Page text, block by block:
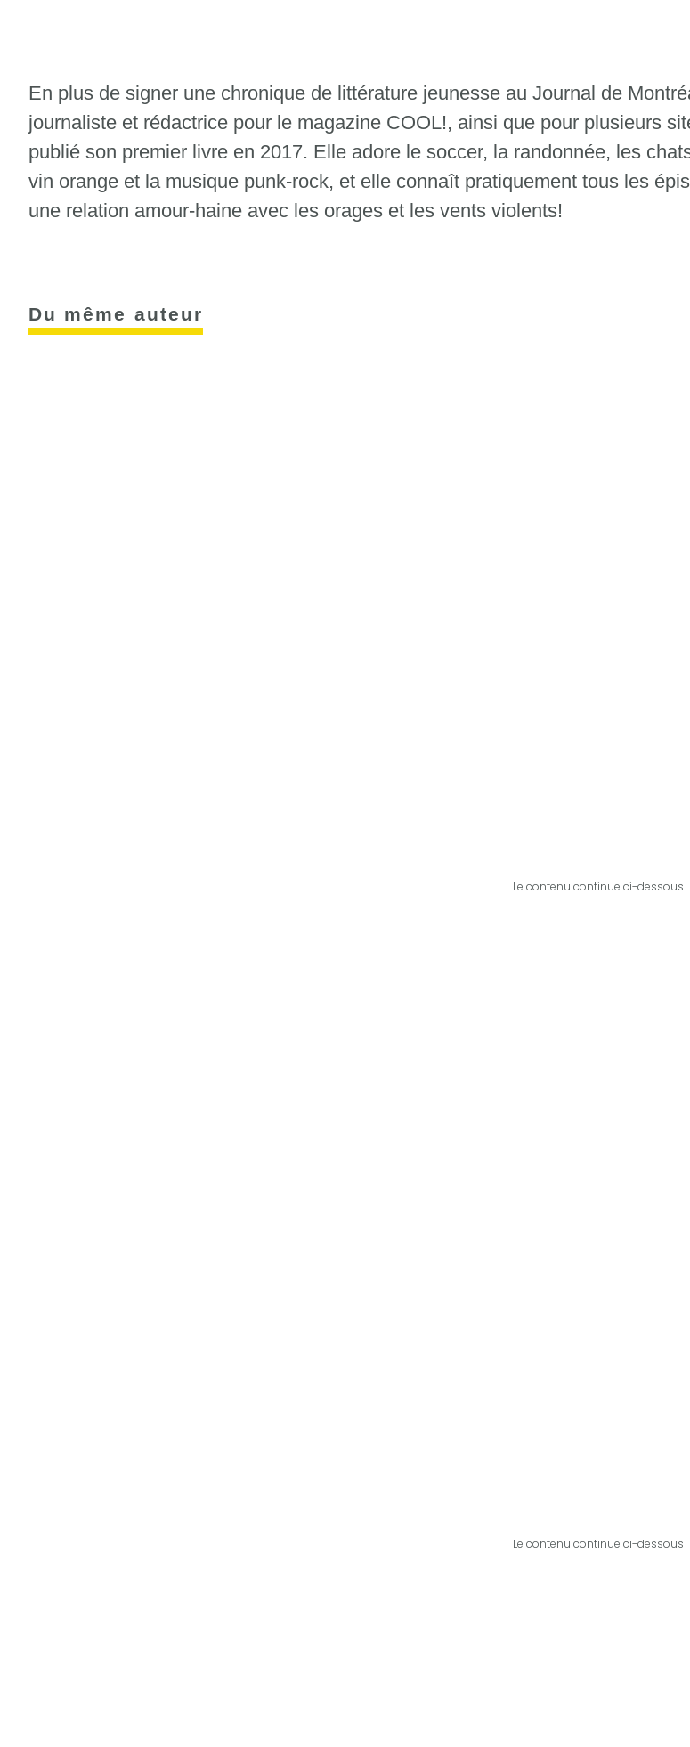
En plus de signer une chronique de littérature jeunesse au Journal de
journaliste et rédactrice pour le magazine COOL!, ainsi que pour plusieurs
publié son premier livre en 2017. Elle adore le soccer, la randonnée, les
vin orange et la musique punk-rock, et elle connaît pratiquement tous les
une relation amour-haine avec les orages et les vents violents!
Du même auteur
Le contenu continue ci-dessous
Le contenu continue ci-dessous